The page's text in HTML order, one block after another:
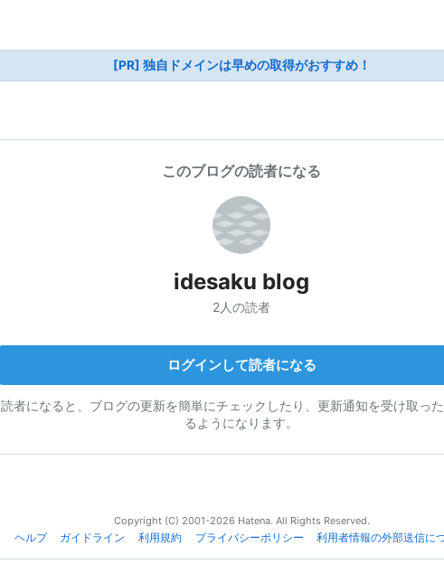
[PR] 独自ドメインは早めの取得がおすすめ！
このブログの読者になる
idesaku blog
2人の読者
ログインして読者になる
読者になると、ブログの更新を簡単にチェックしたり、更新通知を受け取っ
るようになります。
Copyright (C) 2001-2026 Hatena. All Rights Reserved.
ヘルプ
ガイドライン 利用規約 プライバシーポリシー 利用者情報の外部送信に